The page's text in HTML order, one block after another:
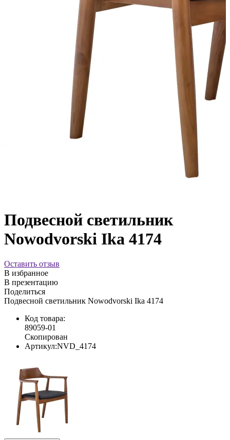
Подвесной светильник
Nowodvorski Ika 4174
Оставить отзыв
В избранное
В презентацию
Поделиться
Подвесной светильник Nowodvorski Ika 4174
Код товара:
89059-01
Скопирован
Артикул:NVD_4174